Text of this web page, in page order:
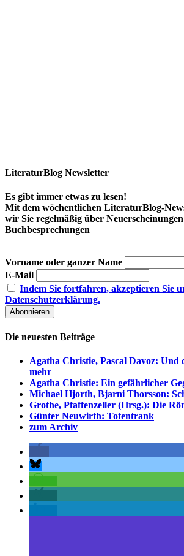
LiteraturBlog Newsletter
Es gibt immer etwas zu lesen!
Mit dem wöchentlichen LiteraturBlog-
wir Sie regelmäßig über
Buchbesprechungen
Vorname oder ganzer Name
E-Mail
Indem Sie fortfahren, akzeptieren Sie
Datenschutzerklärung.
Die neuesten Beiträge
Agatha Christie, Pascal Davoz: Und
mehr
Agatha Christie: Ein gefährlicher
Michael Hjorth, Bjarni Thorsson:
Grothe, Pfaffenzeller (Hrsg.): Die
Günter Neuwirth: Totentrank
zum Archiv